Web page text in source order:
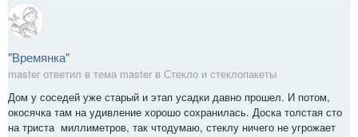
"Времянка"
master ответил в тема master в Стекло и стеклопакеты
Дом у соседей уже старый и этап усадки давно прошел. И потом,
окосячка там на удивление хорошо сохранилась. Доска толстая сто
на триста миллиметров, так чтодумаю, стеклу ничего не угрожает